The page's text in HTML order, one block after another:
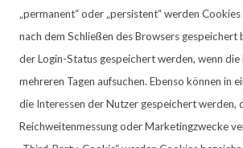
„permanent“ oder „persistent“ werden
nach dem Schließen des Browsers gespeichert
der Login-Status gespeichert werden, wenn die
mehreren Tagen aufsuchen. Ebenso können in
die Interessen der Nutzer gespeichert werden,
Reichweitenmessung oder Marketingzwecke